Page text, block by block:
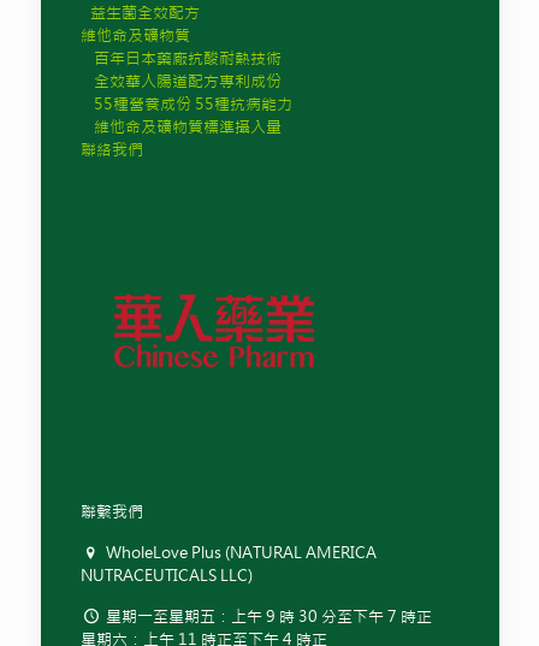
益生菌全效配方
維他命及礦物質
百年日本藥廠抗酸耐熱技術
全效華人腸道配方專利成份
55種營養成份 55種抗病能力
維他命及礦物質標準攝入量
聯絡我們
聯繫我們
WholeLove Plus (NATURAL AMERICA
NUTRACEUTICALS LLC)
星期一至星期五：上午 9 時 30 分至下午 7 時正
星期六：上午 11 時正至下午 4 時正